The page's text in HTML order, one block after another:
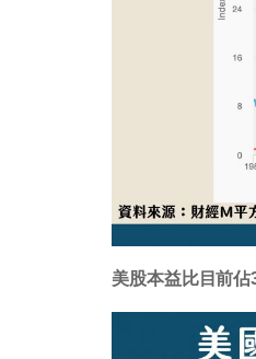
美股本益比目前佔